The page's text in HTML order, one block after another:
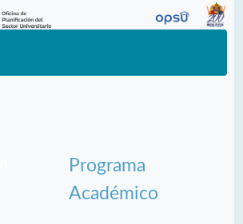
Programa
Académico